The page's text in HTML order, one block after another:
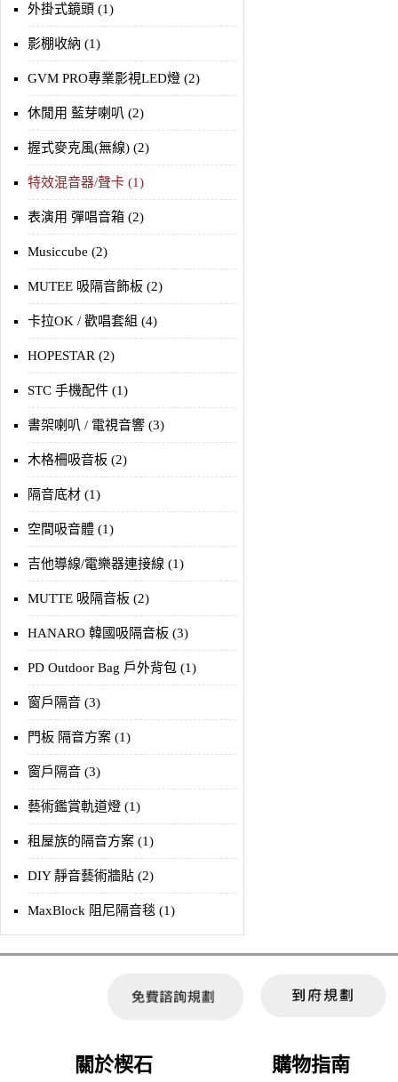
外掛式鏡頭 (1)
影棚收納 (1)
GVM PRO專業影視LED燈 (2)
休閒用 藍芽喇叭 (2)
握式麥克風(無線) (2)
特效混音器/聲卡 (1)
表演用 彈唱音箱 (2)
Musiccube (2)
MUTEE 吸隔音飾板 (2)
卡拉OK / 歡唱套組 (4)
HOPESTAR (2)
STC 手機配件 (1)
書架喇叭 / 電視音響 (3)
木格柵吸音板 (2)
隔音底材 (1)
空間吸音體 (1)
吉他導線/電樂器連接線 (1)
MUTTE 吸隔音板 (2)
HANARO 韓國吸隔音板 (3)
PD Outdoor Bag 戶外背包 (1)
窗戶隔音 (3)
門板 隔音方案 (1)
窗戶隔音 (3)
藝術鑑賞軌道燈 (1)
租屋族的隔音方案 (1)
DIY 靜音藝術牆貼 (2)
MaxBlock 阻尼隔音毯 (1)
關於楔石 購物指南